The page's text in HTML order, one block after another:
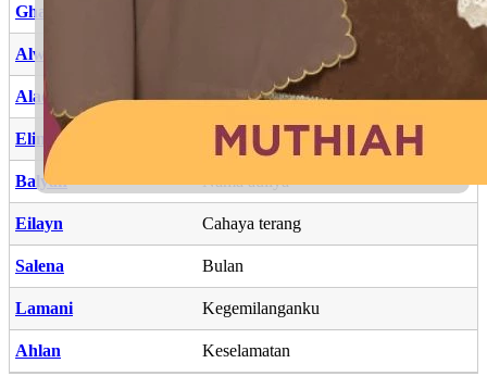
Ghazlina
Alwani
Aladdin Bangsawan agama
Elina Kehalusan, kelembutan
Balyan Nama auliya
Eilayn Cahaya terang
Salena Bulan
Lamani Kegemilanganku
Ahlan Keselamatan